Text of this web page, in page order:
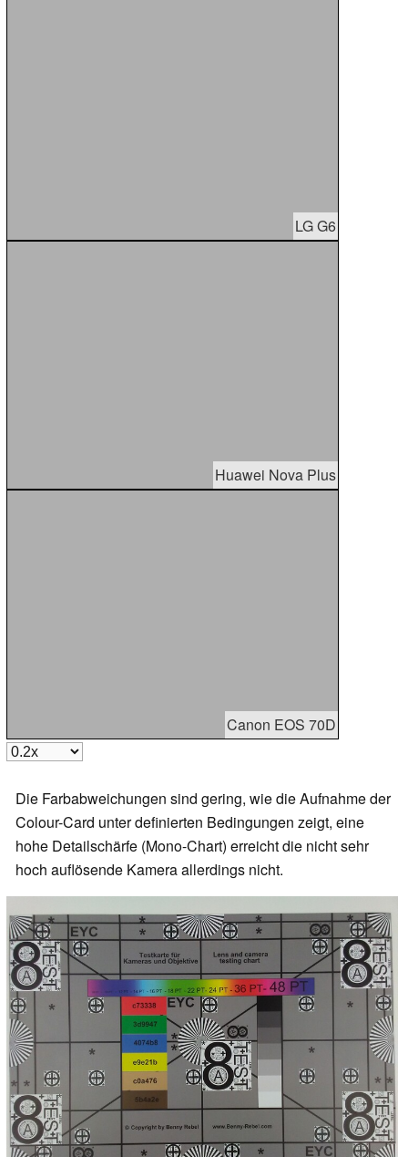
LG G6
Huawei Nova Plus
Canon EOS 70D
Die Farbabweichungen sind gering, wie die Aufnahme der
Colour-Card unter definierten Bedingungen zeigt, eine
hohe Detailschärfe (Mono-Chart) erreicht die nicht sehr
hoch auflösende Kamera allerdings nicht.